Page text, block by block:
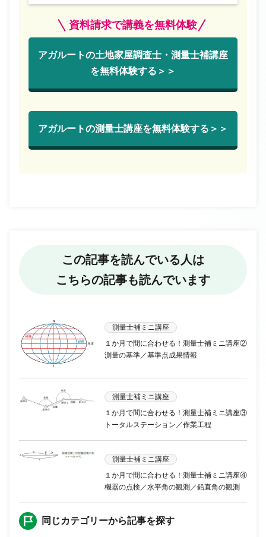
資料請求で講義を無料体験
アガルートの土地家屋調査士・測量士補講座
を無料体験する＞＞
アガルートの測量士講座を無料体験する＞＞
この記事を読んでいる人は
こちらの記事も読んでいます
測量士補ミニ講座
１か月で間に合わせる！測量士補ミニ講座②
測量の基準／基準点成果情報
測量士補ミニ講座
１か月で間に合わせる！測量士補ミニ講座③
トータルステーション／作業工程
測量士補ミニ講座
１か月で間に合わせる！測量士補ミニ講座④
機器の点検／水平角の観測／鉛直角の観測
同じカテゴリーから記事を探す